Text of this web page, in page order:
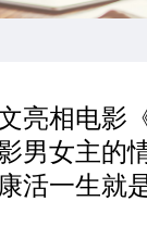
亮相电影
男女主的
活一生就